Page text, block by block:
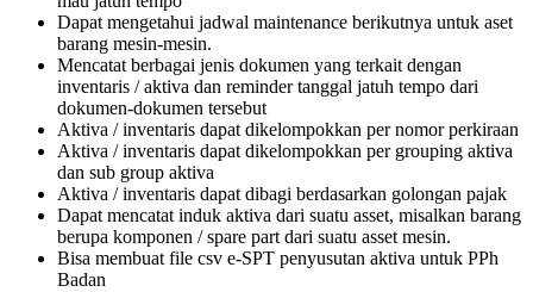
Dapat mengetahui jadwal maintenance berikutnya untuk aset
barang mesin-mesin.
Mencatat berbagai jenis dokumen yang terkait dengan
inventaris / aktiva dan reminder tanggal jatuh tempo dari
dokumen-dokumen tersebut
Aktiva / inventaris dapat dikelompokkan per nomor perkiraan
Aktiva / inventaris dapat dikelompokkan per grouping aktiva
dan sub group aktiva
Aktiva / inventaris dapat dibagi berdasarkan golongan pajak
Dapat mencatat induk aktiva dari suatu asset, misalkan barang
berupa komponen / spare part dari suatu asset mesin.
Bisa membuat file csv e-SPT penyusutan aktiva untuk PPh
Badan